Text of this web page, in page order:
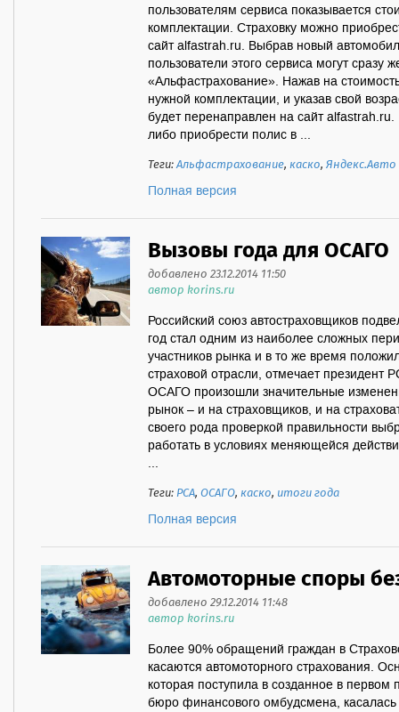
пользователям сервиса показывается
комплектации. Страховку можно
сайт alfastrah.ru. Выбрав новый
пользователи этого сервиса могут сразу
«Альфаcтрахование». Нажав на стоимость
нужной комплектации, и указав свой
будет перенаправлен на сайт
либо приобрести полис в ...
Теги:Альфастрахование,каско,Яндекс.Авто
Полная версия
Вызовы года для ОСАГО
добавлено 23.12.2014 11:50
автор korins.ru
Российский союз автостраховщиков
год стал одним из наиболее сложных
участников рынка и в то же время
страховой отрасли, отмечает президент
ОСАГО произошли значительные
рынок – и на страховщиков, и на
своего рода проверкой правильности
работать в условиях меняющейся
...
Теги:РСА,ОСАГО,каско, итоги года
Полная версия
Автомоторные споры
добавлено 29.12.2014 11:48
автор korins.ru
Более 90% обращений граждан в
касаются автомоторного страхования.
которая поступила в созданное в первом
бюро финансового омбудсмена, касалась